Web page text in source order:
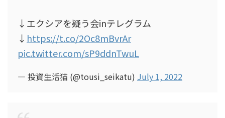
↓エクシアを疑う会inテレグラム
↓ https://t.co/2Oc8mBvrAr
pic.twitter.com/sP9ddnTwuL
— 投資生活猫 (@tousi_seikatu) July 1, 2022